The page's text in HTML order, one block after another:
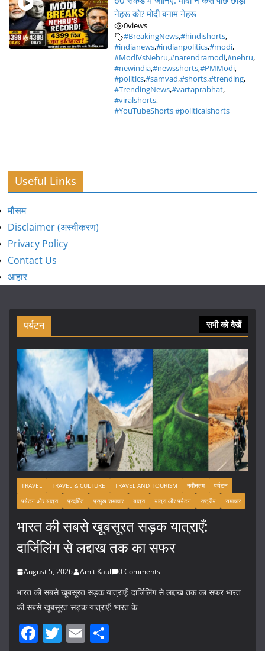
नेहरू को? मोदी बनाम नेहरू
0views
#BreakingNews,#hindishorts,
#indianews,#indianpolitics,#modi,
#ModiVsNehru,#narendramodi,#nehru,
#newindia,#newsshorts,#PMModi,
#politics,#samvad,#shorts,#trending,
#TrendingNews,#vartaprabhat,
#viralshorts,
#YouTubeShorts #politicalshorts
Useful Links
मौसम
Disclaimer (अस्वीकरण)
Privacy Policy
Contact Us
आहार
पर्यटन सभी को देखें
TRAVEL TRAVEL & CULTURE TRAVEL AND TOURISM नवीनतम
पर्यटन
पर्यटन और यात्रा
प्रदर्शित प्रमुख समाचार यात्रा यात्रा और पर्यटन राष्ट्रीय समाचार
भारत की सबसे खूबसूरत सड़क यात्राएँ:
दार्जिलिंग से लद्दाख तक का सफर
August 5, 2026 Amit Kaul 0 Comments
भारत की सबसे खूबसूरत सड़क यात्राएँ: दार्जिलिंग से लद्दाख तक का सफर भारत
की सबसे खूबसूरत सड़क यात्राएँ: भारत के
F T E